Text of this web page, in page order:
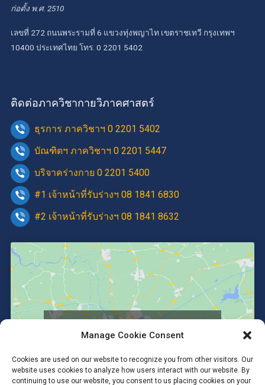
Manage Cookie Consent
Cookies are used on our website to recognize you from other visitors. Our
website uses cookies to analyze how users interact with our website. By
continuing to use our website, you consent to us placing cookies on your
ก่อตั้ง พ.ศ. 2510
เลขที่ 272 ถนนพระรามที่ 6 แขวงทุ่งพญาไท เขตราชเทวี กรุงเทพฯ
10400 ประเทศไทย โทร. 0 2201 5402
ติดต่อภาควิชากายวิภาคศาสตร์
ธุรการ ภาควิชาฯ 0 2201 5402
บัณฑิตฯ ภาควิชาฯ 0 2201 5447
บริจาคร่างกาย 0 2201 5400
#1 เจ้าหน้าที่รับร่างฯ 08 1841 6830
#2 เจ้าหน้าที่รับร่างฯ 08 1841 8632
enable this content